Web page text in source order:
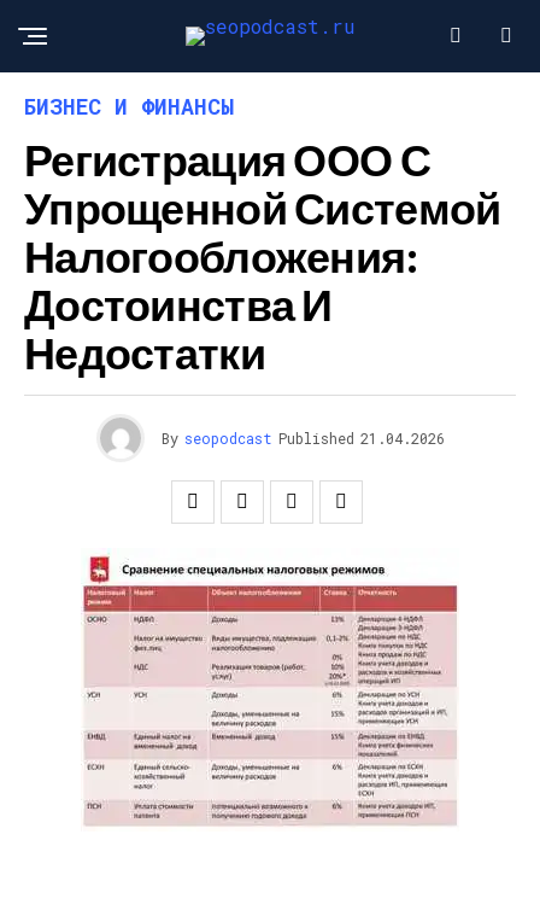
БИЗНЕС И ФИНАНСЫ
Регистрация ООО С
Упрощенной Системой
Налогообложения:
Достоинства И
Недостатки
By seopodcast Published 21.04.2026